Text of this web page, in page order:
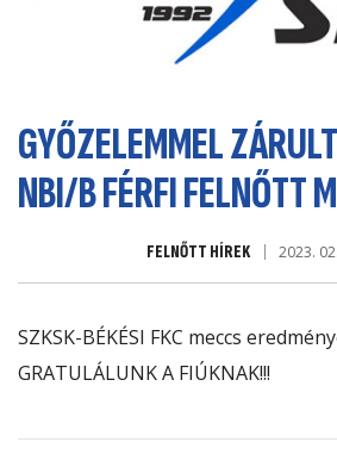
GYŐZELEMMEL
NBI/B FÉRFI FELNŐTT
FELNŐTT HÍREK 2023.
SZKSK-BÉKÉSI FKC meccs
GRATULÁLUNK A FIÚKNAK!!!